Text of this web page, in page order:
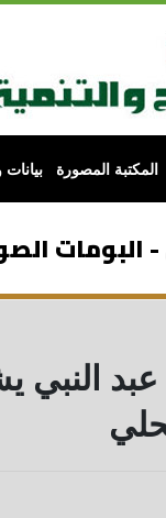
المكتبة المصورة
- البومات
عبد